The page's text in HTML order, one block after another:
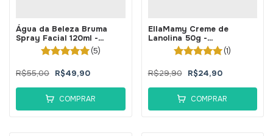
Água da Beleza Bruma
Spray Facial 120ml -
BellaPhytus
(5)
R$55,00 R$49,90
COMPRAR
EllaMamy Creme de
Lanolina 50g -
BellaPhytus
(1)
R$29,90 R$24,90
COMPRAR